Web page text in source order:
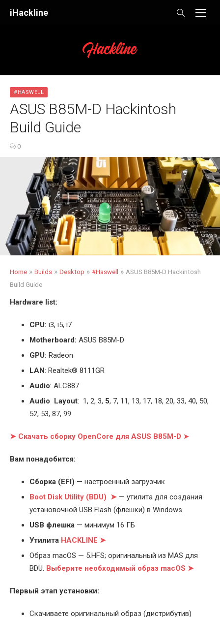
iHackline
#HASWELL
ASUS B85M-D Hackintosh
Build Guide
0
Home » Builds » Desktop » #Haswell » ASUS B85M-D Hackintosh
Build Guide
Hardware list:
CPU: i3, i5, i7
Motherboard: ASUS B85M-D
GPU: Radeon
LAN: Realtek® 8111GR
Audio: ALC887
Audio Layout: 1, 2, 3, 5, 7, 11, 13, 17, 18, 20, 33, 40, 50,
52, 53, 87, 99
➤ Скачать сборку OpenCore для ASUS B85M-D ➤
Вам понадобится:
Cборка (EFI) — настроенный загрузчик
Boot Disk Utility (BDU) ➤ — утилита для создания
установочной USB Flash (флешки) в Windows
USB флешка — минимум 16 ГБ
Утилита HACKLINE ➤
Образ macOS — 5.HFS; оригинальный из MAS для
BDU. Выберите необходимый образ macOS ➤
Первый этап установки:
Скачиваете оригинальный образ (дистрибутив)